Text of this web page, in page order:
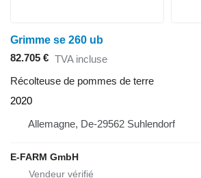
Grimme se 260 ub
82.705 € TVA incluse
Récolteuse de pommes de terre
2020
Allemagne, De-29562 Suhlendorf
E-FARM GmbH